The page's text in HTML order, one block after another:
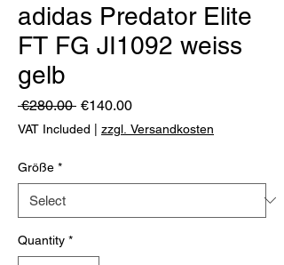
adidas Predator Elite
FT FG JI1092 weiss
gelb
€280.00 Regular
Price
€140.00Sale
Price
VAT Included zzgl. Versandkosten
Größe *
Quantity *